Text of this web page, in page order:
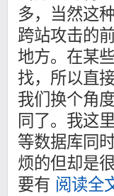
多，当然这
跨站攻击的
地方。在某
找，所以直
我们换个角
同了。我这
等数据库同
烦的但却是
要有 阅读全